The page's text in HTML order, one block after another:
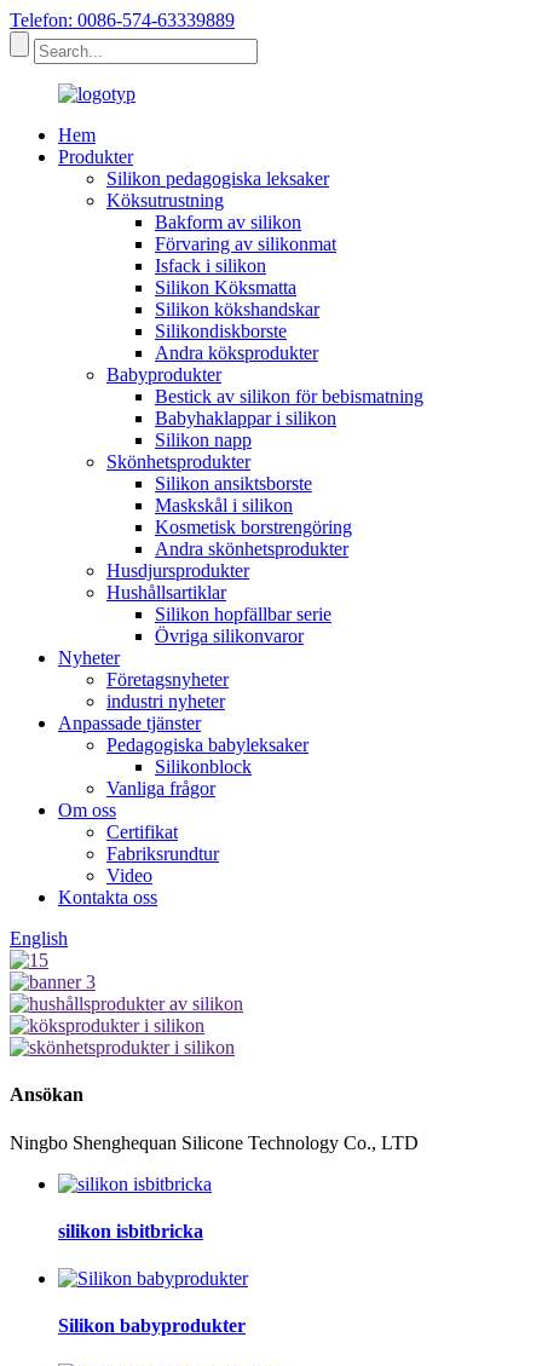
Telefon: 0086-574-63339889
Hem
Produkter
Silikon pedagogiska leksaker
Köksutrustning
Bakform av silikon
Förvaring av silikonmat
Isfack i silikon
Silikon Köksmatta
Silikon kökshandskar
Silikondiskborste
Andra köksprodukter
Babyprodukter
Bestick av silikon för bebismatning
Babyhaklappar i silikon
Silikon napp
Skönhetsprodukter
Silikon ansiktsborste
Maskskål i silikon
Kosmetisk borstrengöring
Andra skönhetsprodukter
Husdjursprodukter
Hushållsartiklar
Silikon hopfällbar serie
Övriga silikonvaror
Nyheter
Företagsnyheter
industri nyheter
Anpassade tjänster
Pedagogiska babyleksaker
Silikonblock
Vanliga frågor
Om oss
Certifikat
Fabriksrundtur
Video
Kontakta oss
English
Ansökan
Ningbo Shenghequan Silicone Technology Co., LTD
silikon isbitbricka
Silikon babyprodukter